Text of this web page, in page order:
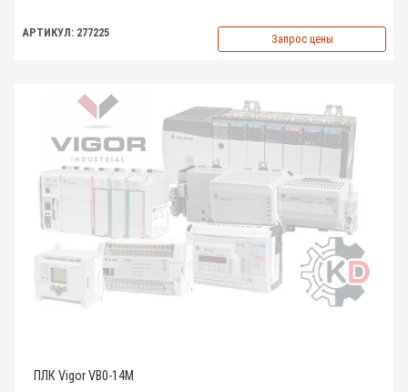
АРТИКУЛ: 277225 Запрос цены
ПЛК Vigor VB0-14M